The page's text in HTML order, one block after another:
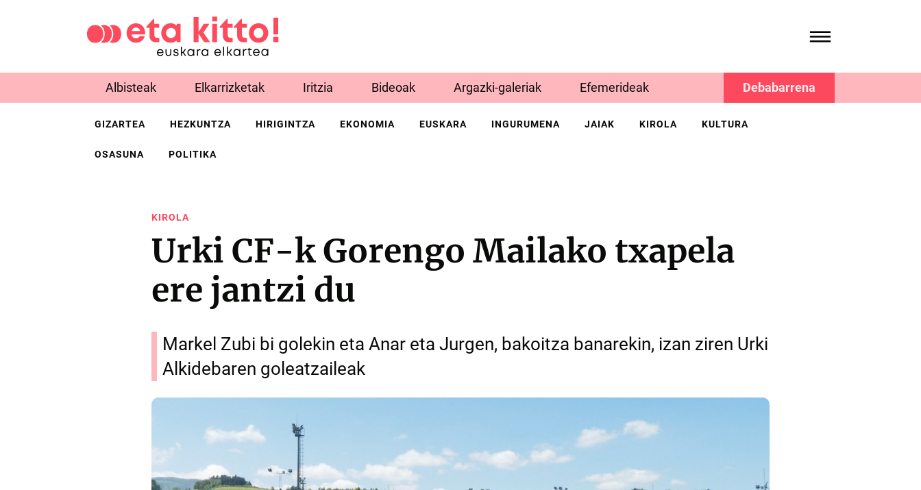
Albisteak Elkarrizketak Iritzia Bideoak Argazki-galeriak Efemerideak Debabarrena
GIZARTEA HEZKUNTZA HIRIGINTZA EKONOMIA EUSKARA INGURUMENA JAIAK KIROLA KULTURA
OSASUNA POLITIKA
KIROLA
Urki CF-k Gorengo Mailako txapela
ere jantzi du
Markel Zubi bi golekin eta Anar eta Jurgen, bakoitza banarekin, izan ziren Urki
Alkidebaren goleatzaileak